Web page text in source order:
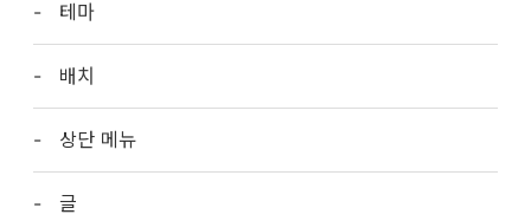
테마
배치
상단 메뉴
글